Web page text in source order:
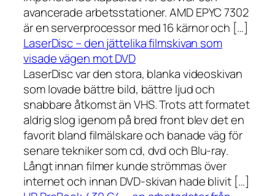
avancerade arbetsstationer. AMD EPYC 7302
är en serverprocessor med 16 kärnor och […]
LaserDisc – den jättelika filmskivan som
visade vägen mot DVD
LaserDisc var den stora, blanka videoskivan
som lovade bättre bild, bättre ljud och
snabbare åtkomst än VHS. Trots att formatet
aldrig slog igenom på bred front blev det en
favorit bland filmälskare och banade väg för
senare tekniker som cd, dvd och Blu-ray.
Långt innan filmer kunde strömmas över
internet och innan DVD-skivan hade blivit […]